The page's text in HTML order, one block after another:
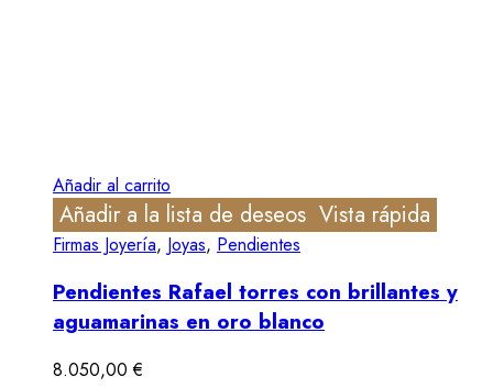
Añadir al carrito
Añadir a la lista de deseos Vista rápida
Firmas Joyería, Joyas, Pendientes
Pendientes Rafael torres con brillantes y
aguamarinas en oro blanco
8.050,00€